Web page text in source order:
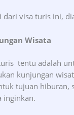
dari visa turis ini,
Wisata
tentu adalah
kunjungan
tujuan hiburan,
inginkan.